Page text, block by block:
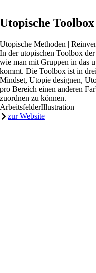
Utopische Toolbox
Utopische Methoden |
In der utopischen Toolbox
wie man mit Gruppen in das
kommt. Die Toolbox ist in
Mindset, Utopie designen,
pro Bereich einen anderen
zuordnen zu können.
ArbeitsfelderIllustration
zur Website